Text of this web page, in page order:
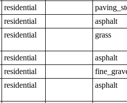
residential
residential
asphalt
residential grass
residential
asphalt
residential
residential asphalt